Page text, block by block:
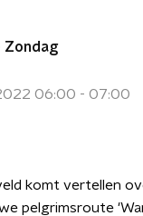
Zondag
06:00 - 07:00
komt vertellen
pelgrimsroute